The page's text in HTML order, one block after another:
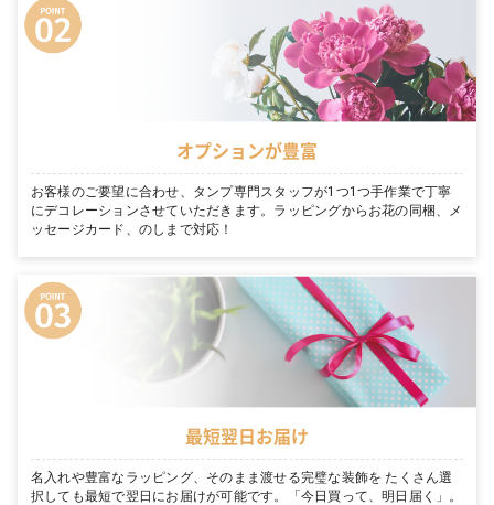
オプションが豊富
お客様のご要望に合わせ、タンプ専門スタッフが1つ1つ手作業で丁寧
にデコレーションさせていただきます。ラッピングからお花の同梱、メ
ッセージカード、のしまで対応！
最短翌日お届け
名入れや豊富なラッピング、そのまま渡せる完璧な装飾を たくさん選
択しても最短で翌日にお届けが可能です。「今日買って、明日届く」。